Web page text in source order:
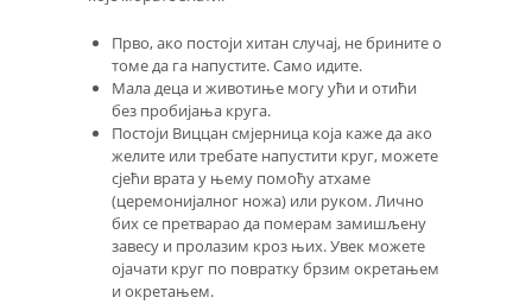
Прво, ако постоји хитан случај, не брините о
томе да га напустите. Само идите.
Мала деца и животиње могу ући и отићи
без пробијања круга.
Постоји Виццан смјерница која каже да ако
желите или требате напустити круг, можете
сјећи врата у њему помоћу атхаме
(церемонијалног ножа) или руком. Лично
бих се претварао да померам замишљену
завесу и пролазим кроз њих. Увек можете
ојачати круг по повратку брзим окретањем
и окретањем.